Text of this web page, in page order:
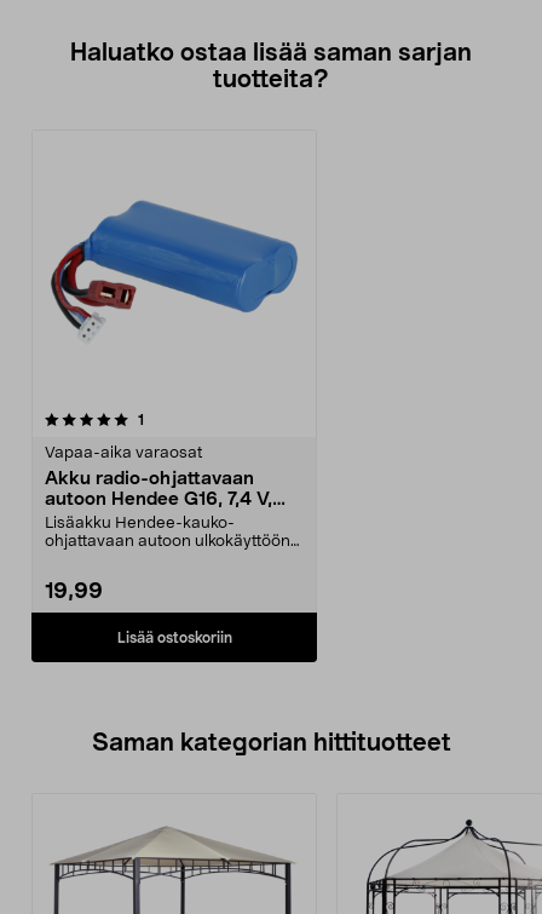
Haluatko ostaa lisää saman sarjan
tuotteita?
1
Vapaa-aika varaosat
Akku radio-ohjattavaan
autoon Hendee G16, 7,4 V,
1500mAh, 18650
Lisäakku Hendee-kauko-
ohjattavaan autoon ulkokäyttöön
19,99
Lisää ostoskoriin
Saman kategorian hittituotteet